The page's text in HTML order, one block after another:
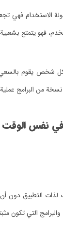
الاستخدام فهي
فهو يتمتع
إلى كل شخص يقوم
من البرامج
نفس الوقت
التطبيق دون أن
التي تكون